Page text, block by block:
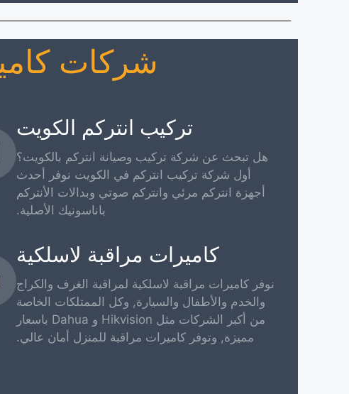
شركات
تركيب انتركم الكويت
هل تبحث عن شركة تركيب وصيانة انتركم بالكويت؟
أول شركة تركيب انتركم في الكويت نوفر أحدث
أجهزة انتركم مرئي وانتركم صوتي وبدالات الأنتركم
باناسونيك الأصلية.
كاميرات مراقبة لاسلكية
نوفر كاميرات مراقبة لاسلكية لمراقبة الغرف والكراج
والخدم والأطفال والسيارة, وكل الممتلكات الخاصة
من أكبر الشركات مثل Hikvision و Dahua باسعار
مميزة, وتوفر كاميرات مراقبة للمنزل أمان عالي.